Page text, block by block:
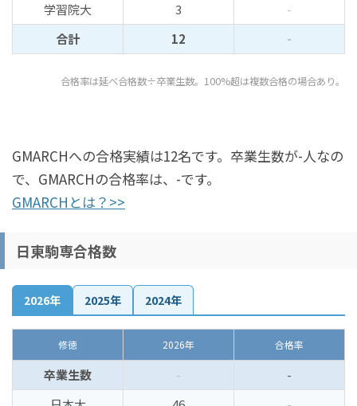
学習院大
3
-
合計
12 -
合格率は延べ合格数÷卒業生数。100%超は複数合格の場合あり。
GMARCHへの合格実績は12名です。卒業生数が-人なの
で、GMARCHの合格率は、-です。
GMARCHとは？>>
日東駒専合格数
2026年 2025年 2024年
修徳 2026年 合格率
卒業生数 -
-